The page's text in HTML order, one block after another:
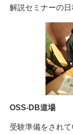
解説セミナーの日
OSS-DB道場
受験準備をされ